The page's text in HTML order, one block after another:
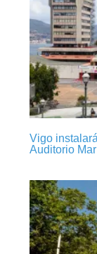
Vigo
Auditorio